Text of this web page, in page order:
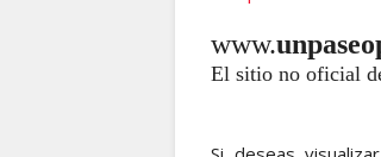
www.
El sitio no oficial